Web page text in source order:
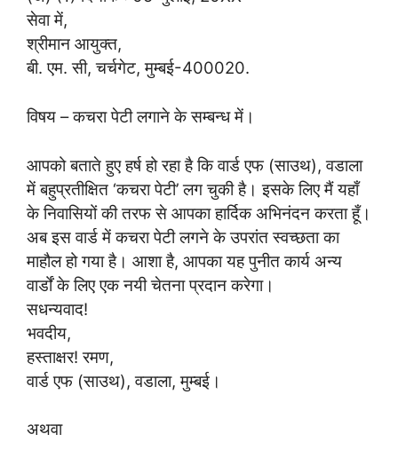
सेवा में,
श्रीमान आयुक्त,
बी. एम. सी, चर्चगेट, मुम्बई-400020.
विषय – कचरा पेटी लगाने के सम्बन्ध में।
आपको बताते हुए हर्ष हो रहा है कि वार्ड एफ (साउथ), वडाला
में बहुप्रतीक्षित ‘कचरा पेटी’ लग चुकी है। इसके लिए मैं यहाँ
के निवासियों की तरफ से आपका हार्दिक अभिनंदन करता हूँ।
अब इस वार्ड में कचरा पेटी लगने के उपरांत स्वच्छता का
माहौल हो गया है। आशा है, आपका यह पुनीत कार्य अन्य
वार्डों के लिए एक नयी चेतना प्रदान करेगा।
सधन्यवाद!
भवदीय,
हस्ताक्षर! रमण,
वार्ड एफ (साउथ), वडाला, मुम्बई।
अथवा